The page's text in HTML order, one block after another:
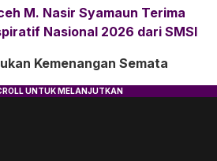
M. Nasir Syamaun Terima
Nasional 2026 dari SMSI
Kemenangan Semata